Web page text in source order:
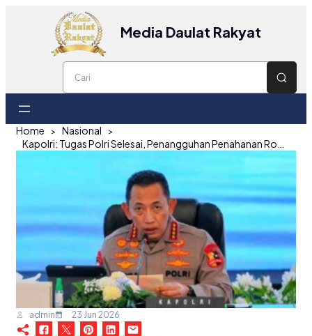
Media Daulat Rakyat
Home
Nasional
admin 23 Jun 2026